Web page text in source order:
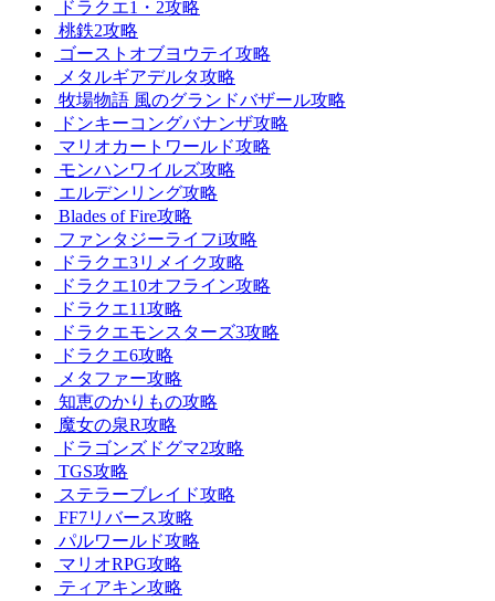
ドラクエ1・2攻略
桃鉄2攻略
ゴーストオブヨウテイ攻略
メタルギアデルタ攻略
牧場物語 風のグランドバザール攻略
ドンキーコングバナンザ攻略
マリオカートワールド攻略
モンハンワイルズ攻略
エルデンリング攻略
Blades of Fire攻略
ファンタジーライフi攻略
ドラクエ3リメイク攻略
ドラクエ10オフライン攻略
ドラクエ11攻略
ドラクエモンスターズ3攻略
ドラクエ6攻略
メタファー攻略
知恵のかりもの攻略
魔女の泉R攻略
ドラゴンズドグマ2攻略
TGS攻略
ステラーブレイド攻略
FF7リバース攻略
パルワールド攻略
マリオRPG攻略
ティアキン攻略